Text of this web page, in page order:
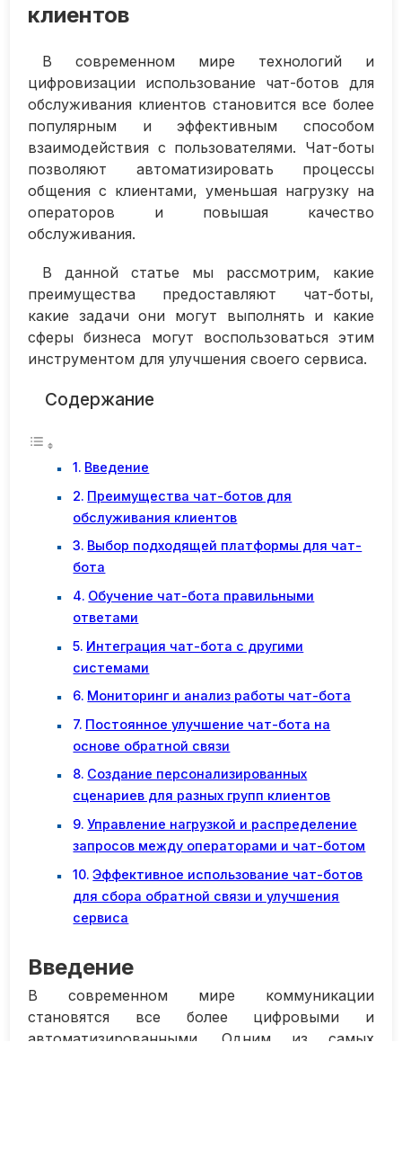
клиентов
В современном мире технологий и
цифровизации использование чат-ботов для
обслуживания клиентов становится все более
популярным и эффективным способом
взаимодействия с пользователями. Чат-боты
позволяют автоматизировать процессы
общения с клиентами, уменьшая нагрузку на
операторов и повышая качество
обслуживания.
В данной статье мы рассмотрим, какие
преимущества предоставляют чат-боты,
какие задачи они могут выполнять и какие
сферы бизнеса могут воспользоваться этим
инструментом для улучшения своего сервиса.
Содержание
Введение
Преимущества чат-ботов для
обслуживания клиентов
Выбор подходящей платформы для чат-
бота
Обучение чат-бота правильными
ответами
Интеграция чат-бота с другими
системами
Мониторинг и анализ работы чат-бота
Постоянное улучшение чат-бота на
основе обратной связи
Создание персонализированных
сценариев для разных групп клиентов
Управление нагрузкой и распределение
запросов между операторами и чат-ботом
Эффективное использование чат-ботов
для сбора обратной связи и улучшения
сервиса
Введение
В современном мире коммуникации
становятся все более цифровыми и
автоматизированными. Одним из самых